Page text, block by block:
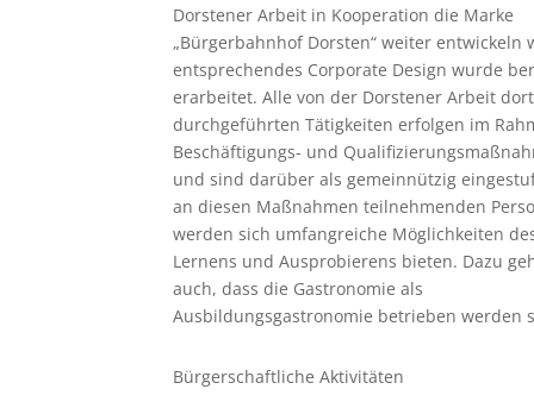
Dorstener Arbeit in Kooperation die Marke
„Bürgerbahnhof Dorsten“ weiter entwickeln
entsprechendes Corporate Design wurde
erarbeitet. Alle von der Dorstener Arbeit dort
durchgeführten Tätigkeiten erfolgen im
Beschäftigungs- und
und sind darüber als gemeinnützig
an diesen Maßnahmen teilnehmenden
werden sich umfangreiche Möglichkeiten
Lernens und Ausprobierens bieten. Dazu
auch, dass die Gastronomie als
Ausbildungsgastronomie betrieben werden
Bürgerschaftliche Aktivitäten